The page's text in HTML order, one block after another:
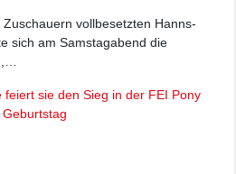
vollbesetzten Hanns-
sich am Samstagabend die
sie den Sieg in der FEI Pony